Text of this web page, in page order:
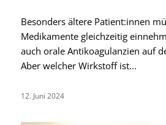
Besonders ältere Patient:innen
Medikamente gleichzeitig
auch orale Antikoagulanzien auf
Aber welcher Wirkstoff ist...
12. Juni 2024